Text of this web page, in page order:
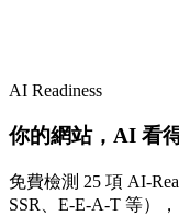
AI Readiness
你的網站，AI 看
免費檢測 25 項 AI-
SSR、E-E-A-T 等）